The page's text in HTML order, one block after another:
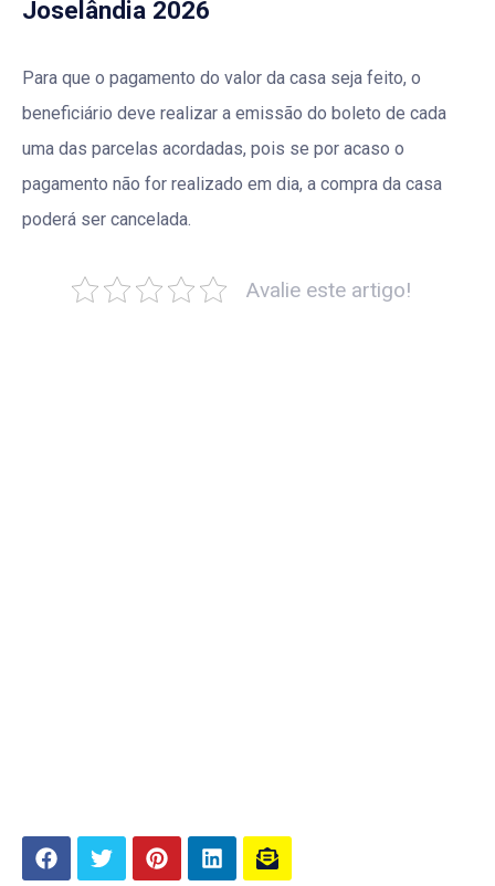
Joselândia 2026
Para que o pagamento do valor da casa seja feito, o
beneficiário deve realizar a emissão do boleto de cada
uma das parcelas acordadas, pois se por acaso o
pagamento não for realizado em dia, a compra da casa
poderá ser cancelada.
Avalie este artigo!